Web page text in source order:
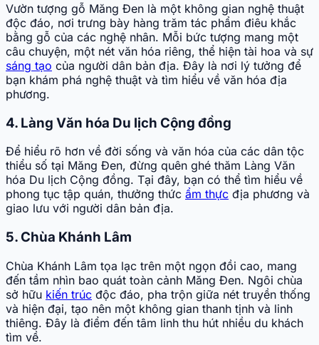
Vườn tượng gỗ Măng Đen là một không gian nghệ thuật
độc đáo, nơi trưng bày hàng trăm tác phẩm điêu khắc
bằng gỗ của các nghệ nhân. Mỗi bức tượng mang một
câu chuyện, một nét văn hóa riêng, thể hiện tài hoa và sự
sáng tạo của người dân bản địa. Đây là nơi lý tưởng để
bạn khám phá nghệ thuật và tìm hiểu về văn hóa địa
phương.
4. Làng Văn hóa Du lịch Cộng đồng
Để hiểu rõ hơn về đời sống và văn hóa của các dân tộc
thiểu số tại Măng Đen, đừng quên ghé thăm Làng Văn
hóa Du lịch Cộng đồng. Tại đây, bạn có thể tìm hiểu về
phong tục tập quán, thưởng thức ẩm thực địa phương và
giao lưu với người dân bản địa.
5. Chùa Khánh Lâm
Chùa Khánh Lâm tọa lạc trên một ngọn đồi cao, mang
đến tầm nhìn bao quát toàn cảnh Măng Đen. Ngôi chùa
sở hữu kiến trúc độc đáo, pha trộn giữa nét truyền thống
và hiện đại, tạo nên một không gian thanh tịnh và linh
thiêng. Đây là điểm đến tâm linh thu hút nhiều du khách
tìm về.